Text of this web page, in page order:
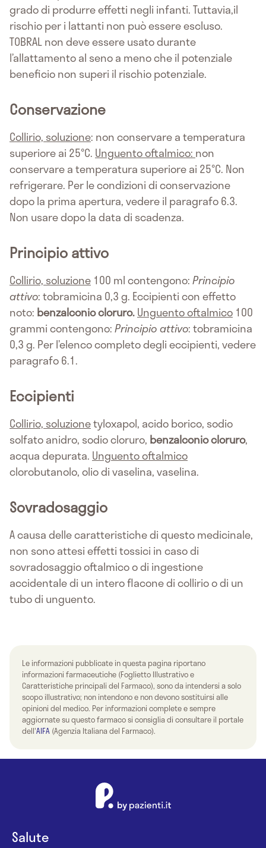
grado di produrre effetti negli infanti. Tuttavia,il
rischio per i lattanti non può essere escluso.
TOBRAL non deve essere usato durante
l’allattamento al seno a meno che il potenziale
beneficio non superi il rischio potenziale.
Conservazione
Collirio, soluzione: non conservare a temperatura
superiore ai 25°C. Unguento oftalmico: non
conservare a temperatura superiore ai 25°C. Non
refrigerare. Per le condizioni di conservazione
dopo la prima apertura, vedere il paragrafo 6.3.
Non usare dopo la data di scadenza.
Principio attivo
Collirio, soluzione 100 ml contengono:Principio
attivo: tobramicina 0,3 g. Eccipienti con effetto
noto: benzalconio cloruro.Unguento oftalmico 100
grammi contengono:Principio attivo: tobramicina
0,3 g. Per l’elenco completo degli eccipienti, vedere
paragrafo 6.1.
Eccipienti
Collirio, soluzionetyloxapol, acido borico, sodio
solfato anidro, sodio cloruro, benzalconio cloruro,
acqua depurata. Unguento oftalmico
clorobutanolo, olio di vaselina, vaselina.
Sovradosaggio
A causa delle caratteristiche di questo medicinale,
non sono attesi effetti tossici in caso di
sovradosaggio oftalmico o di ingestione
accidentale di un intero flacone di collirio o di un
tubo di unguento.
Le informazioni pubblicate in questa pagina riportano
informazioni farmaceutiche (Foglietto Illustrativo e
Caratteristiche principali del Farmaco), sono da intendersi a solo
scopo illustrativo; non intendono e non devono sostituirsi alle
opinioni del medico. Per informazioni complete e sempre
aggiornate su questo farmaco si consiglia di consultare il portale
dell'AIFA (Agenzia Italiana del Farmaco).
Salute